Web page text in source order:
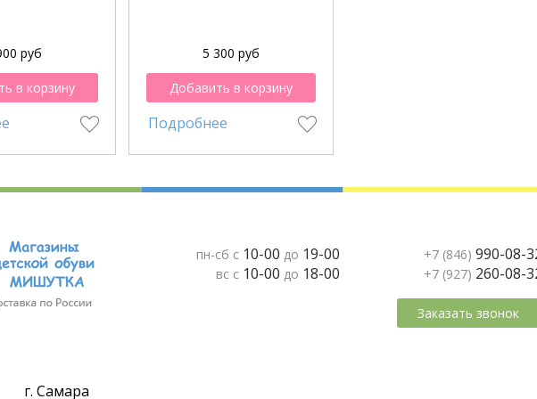
руб
в корзину
5 300 руб
Добавить в корзину
Подробнее
пн-сб с 10-00 до 19-00
вс с 10-00 до 18-00
+7 (846) 990-08-
+7 (927) 260-08-
Заказать звонок
г. Самара